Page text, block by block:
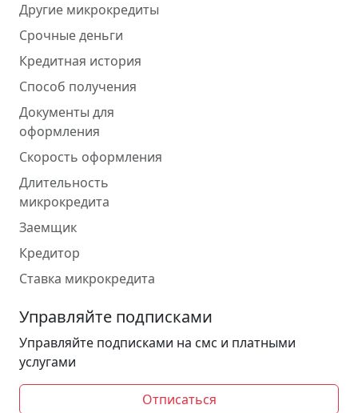
Другие микрокредиты
Срочные деньги
Кредитная история
Способ получения
Документы для
оформления
Скорость оформления
Длительность
микрокредита
Заемщик
Кредитор
Ставка микрокредита
Управляйте подписками
Управляйте подписками на смс и платными
услугами
Отписаться